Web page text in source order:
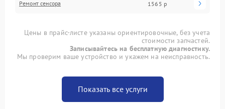
Ремонт сенсора 1565 р
Цены в прайс-листе указаны ориентировочные, без учета
стоимости запчастей.
Записывайтесь на бесплатную диагностику.
Мы проверим ваше устройство и укажем на неисправность.
Показать все услуги